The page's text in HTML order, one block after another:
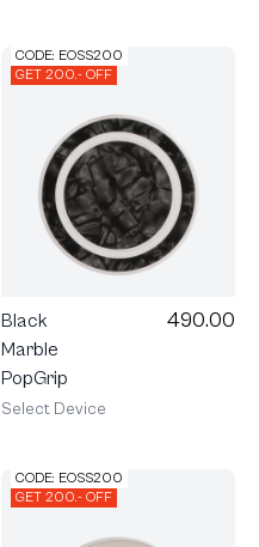
CODE: EOSS200
GET 200.- OFF
Black
Marble
PopGrip
490.00
Select Device
CODE: EOSS200
GET 200.- OFF